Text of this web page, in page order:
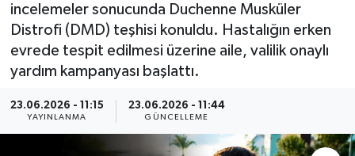
incelemeler sonucunda Duchenne Musküler
Distrofi (DMD) teşhisi konuldu. Hastalığın erken
evrede tespit edilmesi üzerine aile, valilik onaylı
yardım kampanyası başlattı.
23.06.2026 - 11:15
YAYINLANMA
23.06.2026 - 11:44
GÜNCELLEME
Haber Arşivi